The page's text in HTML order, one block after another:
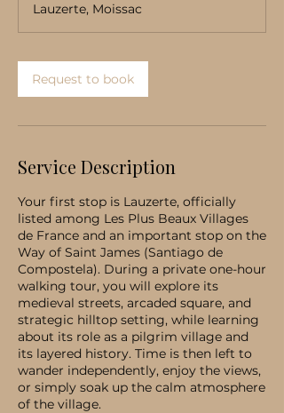
Lauzerte, Moissac
Request to book
Service Description
Your first stop is Lauzerte, officially
listed among Les Plus Beaux Villages
de France and an important stop on the
Way of Saint James (Santiago de
Compostela). During a private one-hour
walking tour, you will explore its
medieval streets, arcaded square, and
strategic hilltop setting, while learning
about its role as a pilgrim village and
its layered history. Time is then left to
wander independently, enjoy the views,
or simply soak up the calm atmosphere
of the village.